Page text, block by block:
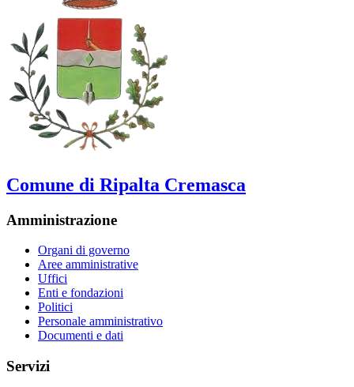
Comune di Ripalta Cremasca
Amministrazione
Organi di governo
Aree amministrative
Uffici
Enti e fondazioni
Politici
Personale amministrativo
Documenti e dati
Servizi